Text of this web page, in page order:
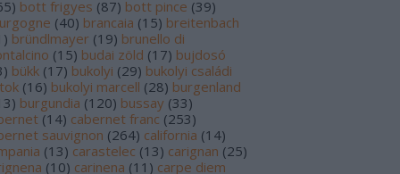
) bott frigyes (87) bott pince (39)
(40) brancaia (15) breitenbach
) bründlmayer (19) brunello di
(15) budai zöld (17) bujdosó
) bükk (17) bukolyi (29) bukolyi családi
(16) bukolyi marcell (28) burgenland
) burgundia (120) bussay (33)
(14) cabernet franc (253)
sauvignon (264) california (14)
(13) carastelec (13) carignan (25)
(10) carinena (11 ) carpe diem